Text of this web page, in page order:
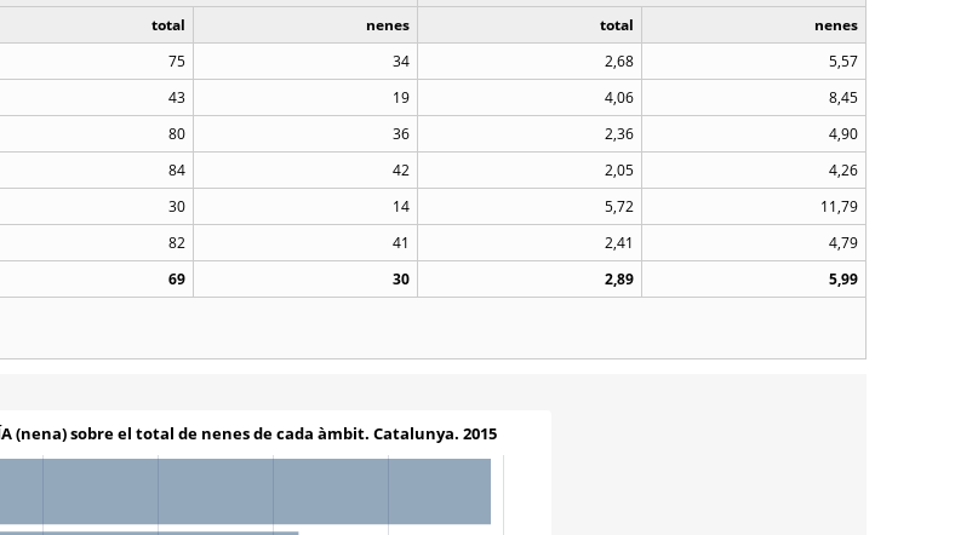
total nenes total
nenes
75 34 2,68
5,57
43 19 4,06
8,45
80 36 2,36
4,90
84 42 2,05
4,26
30 14 5,72
11,79
82 41 2,41
4,79
69 30 2,89
5,99